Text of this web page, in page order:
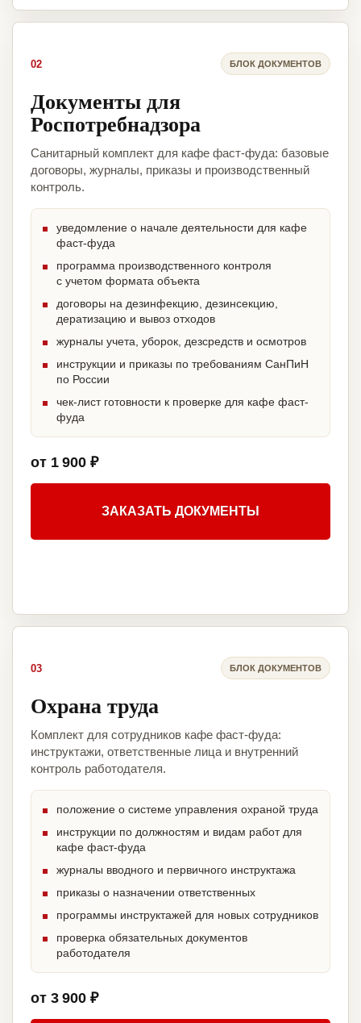
02 БЛОК ДОКУМЕНТОВ
Документы для
Роспотребнадзора
Санитарный комплект для кафе фаст-фуда: базовые
договоры, журналы, приказы и производственный
контроль.
уведомление о начале деятельности для кафе
фаст-фуда
программа производственного контроля
с учетом формата объекта
договоры на дезинфекцию, дезинсекцию,
дератизацию и вывоз отходов
журналы учета, уборок, дезсредств и осмотров
инструкции и приказы по требованиям СанПиН
по России
чек-лист готовности к проверке для кафе фаст-
фуда
от 1 900 ₽
ЗАКАЗАТЬ ДОКУМЕНТЫ
03 БЛОК ДОКУМЕНТОВ
Охрана труда
Комплект для сотрудников кафе фаст-фуда:
инструктажи, ответственные лица и внутренний
контроль работодателя.
положение о системе управления охраной труда
инструкции по должностям и видам работ для
кафе фаст-фуда
журналы вводного и первичного инструктажа
приказы о назначении ответственных
программы инструктажей для новых сотрудников
проверка обязательных документов
работодателя
от 3 900 ₽